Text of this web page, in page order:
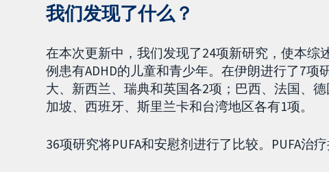
我们发现了什么？
在本次更新中，我们发现了24项新研究，使本综
例患有ADHD的儿童和青少年。在伊朗进行了7
大、新西兰、瑞典和英国各2项；巴西、法国、
加坡、西班牙、斯里兰卡和台湾地区各有1项。
36项研究将PUFA和安慰剂进行了比较。PUFA治疗